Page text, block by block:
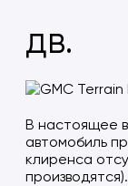
дв.
В настоящее
автомобиль
клиренса
производятся).